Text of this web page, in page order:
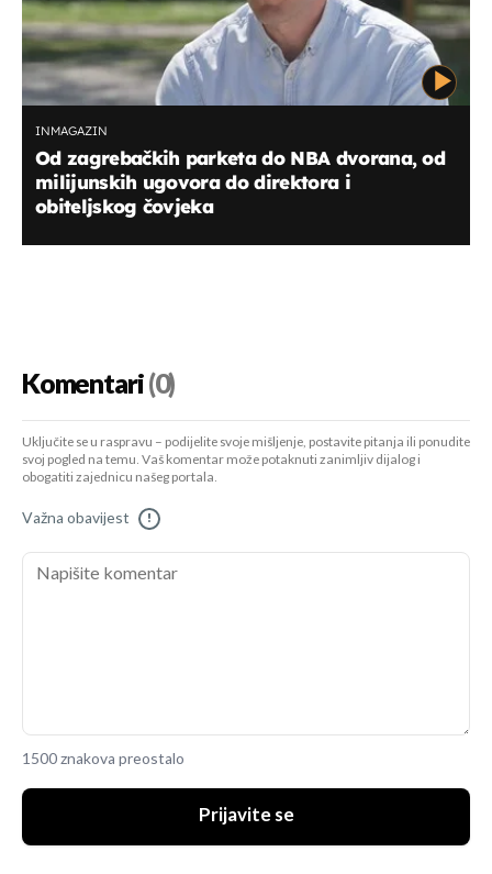
INMAGAZIN
Od zagrebačkih parketa do NBA dvorana, od
milijunskih ugovora do direktora i
obiteljskog čovjeka
Komentari(0)
Uključite se u raspravu – podijelite svoje mišljenje, postavite pitanja ili ponudite
svoj pogled na temu. Vaš komentar može potaknuti zanimljiv dijalog i
obogatiti zajednicu našeg portala.
Važna obavijest !
1500 znakova preostalo
Prijavite se